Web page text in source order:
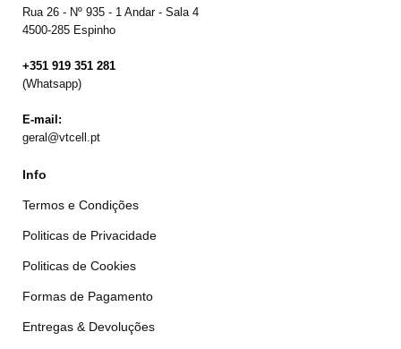
Rua 26 - Nº 935 - 1 Andar - Sala 4
4500-285 Espinho
+351 919 351 281
(Whatsapp)
E-mail:
geral@vtcell.pt
Info
Termos e Condições
Politicas de Privacidade
Politicas de Cookies
Formas de Pagamento
Entregas & Devoluções